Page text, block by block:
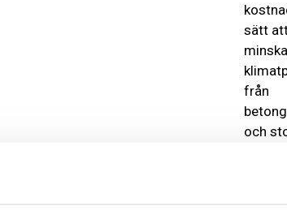
sätt
minska
från
och
och